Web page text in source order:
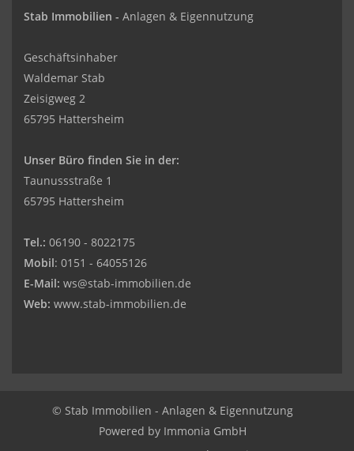
Stab Immobilien - Anlagen & Eigennutzung
Geschäftsinhaber
Waldemar Stab
Zeisigweg 2
65795 Hattersheim
Unser Büro finden Sie in der:
Taunussstraße 1
65795 Hattersheim
Tel.: 06190 - 8022175
Mobil: 0151 - 64055126
E-Mail: ws@stab-immobilien.de
Web: www.stab-immobilien.de
© Stab Immobilien - Anlagen & Eigennutzung
Powered by Immonia GmbH